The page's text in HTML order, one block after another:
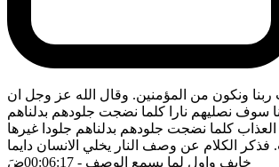
ربنا ونكون من المؤمنين. وقال الله عز وجل ان
سوف نصليهم نارا كلما نضجت جلودهم بدلناهم
العذاب كلما نضجت جلودهم بدلناهم جلودا غيرها
فذكر الكلام عن وصف النار يخلي الانسان دايما
خايف واول لما يسمع الوصف - 00:06:17 ضَ